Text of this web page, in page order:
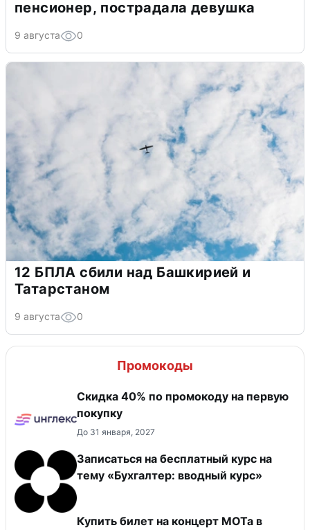
пенсионер, пострадала девушка
9 августа 0
12 БПЛА сбили над Башкирией и
Татарстаном
9 августа 0
Промокоды
Скидка 40% по промокоду на первую
покупку
До 31 января, 2027
Записаться на бесплатный курс на
тему «Бухгалтер: вводный курс»
Купить билет на концерт МОТа в